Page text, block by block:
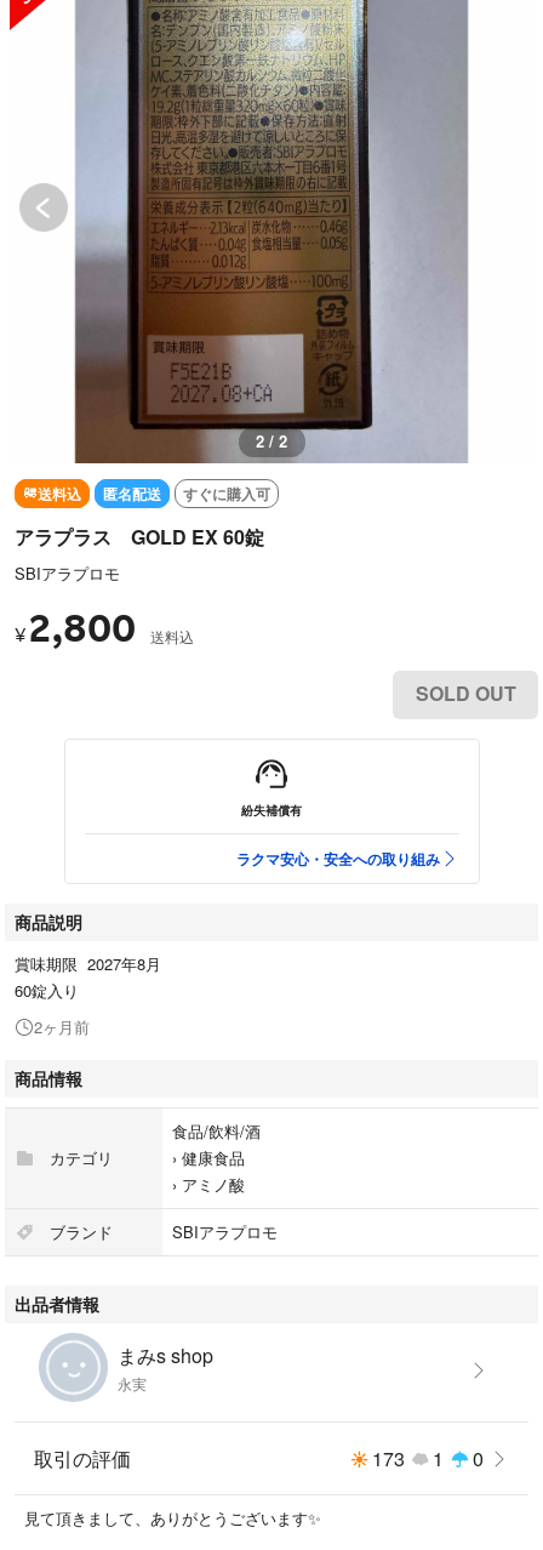
2 / 2
送料込 匿名配送 すぐに購入可
アラプラス GOLD EX 60錠
SBIアラプロモ
¥ 2,800 送料込
SOLD OUT
紛失補償有
ラクマ安心・安全への取り組み
商品説明
賞味期限 2027年8月
60錠入り
2ヶ月前
商品情報
カテゴリ
食品/飲料/酒
› 健康食品
› アミノ酸
ブランド SBIアラプロモ
出品者情報
まみs shop
永実
取引の評価 173 1 0
見て頂きまして、ありがとうございます✨